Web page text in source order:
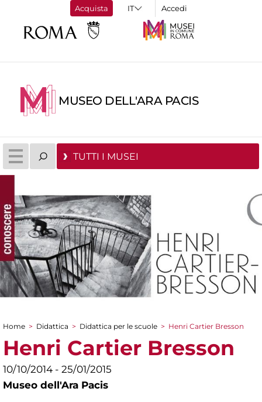
Acquista Accedi
MUSEO DELL'ARA PACIS
TUTTI I MUSEI
Tu sei qui
Home > Didattica > Didattica per le scuole > Henri Cartier Bresson
Henri Cartier Bresson
10/10/2014 - 25/01/2015
Museo dell'Ara Pacis